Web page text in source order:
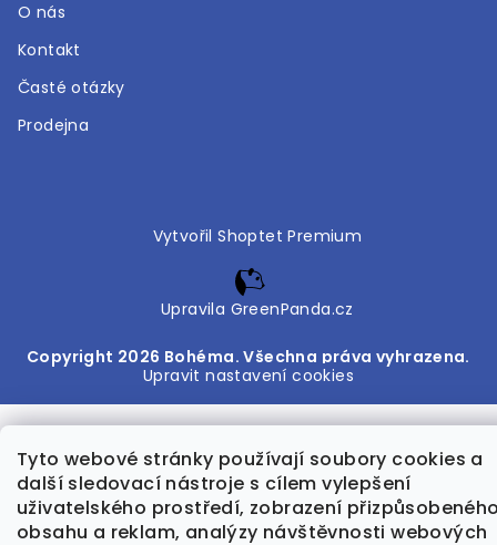
Tyto webové stránky používají soubory cookies a
další sledovací nástroje s cílem vylepšení
uživatelského prostředí, zobrazení
obsahu a reklam, analýzy návštěvnosti webových
O nás
Kontakt
Časté otázky
Prodejna
Copyright 2026 Bohéma. Všechna práva vyhrazena.
Upravit nastavení cookies
Vytvořil Shoptet Premium
Upravila GreenPanda.cz